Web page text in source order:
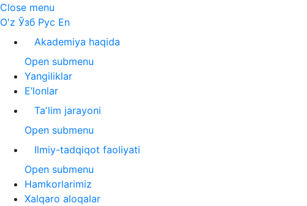
Close menu
O'z Ўзб Рус En
Akademiya haqida
Open submenu
Yangiliklar
E’lonlar
Taʼlim jarayoni
Open submenu
Ilmiy-tadqiqot faoliyati
Open submenu
Hamkorlarimiz
Xalqaro aloqalar